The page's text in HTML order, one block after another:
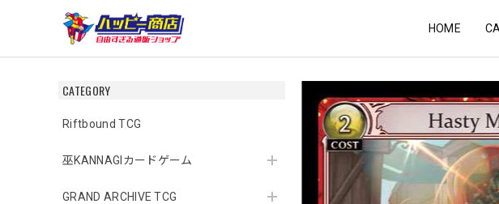
HOME
CATEGORY
Riftbound TCG
巫KANNAGIカードゲーム
GRAND ARCHIVE TCG